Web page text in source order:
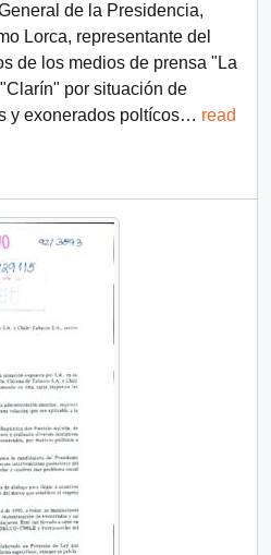
de la Presidencia,
Lorca, representante del
de los medios de prensa "La
por situación de
y exonerados poltícos… read